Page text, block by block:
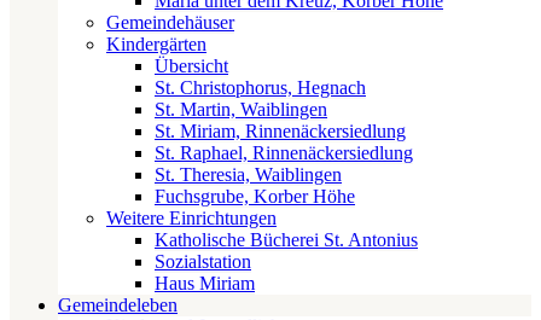
Gemeindehäuser
Kindergärten
Übersicht
St. Christophorus, Hegnach
St. Martin, Waiblingen
St. Miriam, Rinnenäckersiedlung
St. Raphael, Rinnenäckersiedlung
St. Theresia, Waiblingen
Fuchsgrube, Korber Höhe
Weitere Einrichtungen
Katholische Bücherei St. Antonius
Sozialstation
Haus Miriam
Gemeindeleben